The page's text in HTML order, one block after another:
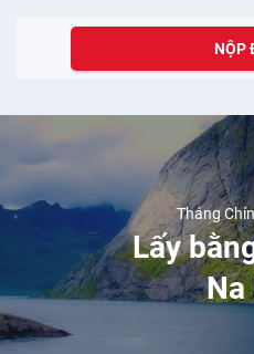
NỘP
Tháng
Lấy
Na